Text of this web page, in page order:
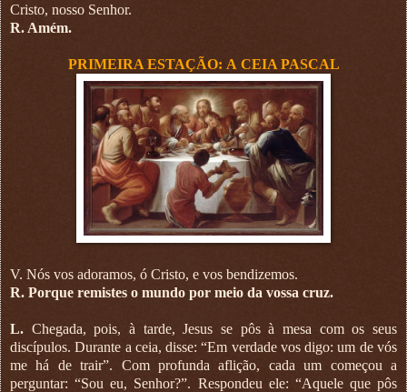
Cristo, nosso Senhor.
R. Amém.
PRIMEIRA ESTAÇÃO: А СEIA PASCAL
V. Nós vos adoramos, ó Cristo, e vos bendizemos.
R. Porque remistes o mundo por meio da vossa cruz.
L. Chegada, pois, à tarde, Jesus se pôs à mesa com os seus
discípulos. Durante a ceia, disse: “Em verdade vos digo: um de vós
me há de trair”. Com profunda aflição, cada um começou a
perguntar: “Sou eu, Senhor?”. Respondeu ele: “Aquele que pôs